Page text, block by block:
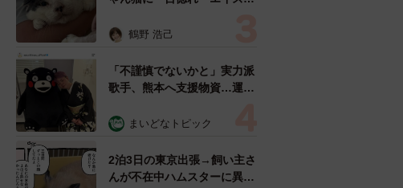
暮らすと「おじ猫」だって可
鶴野 浩己
「不謹慎でないかと」実力派
歌手、熊本へ支援物資…運搬
めらい 「痛いほど伝わる」
まいどなトピック
2泊3日の東京出張→飼い主さ
んが不在中ハムスターに異